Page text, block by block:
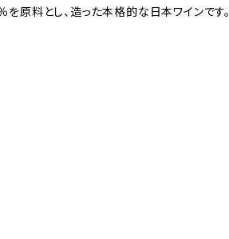
原料とし、造った本格的な日本ワインです。